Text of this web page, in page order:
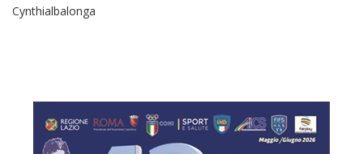
Cynthialbalonga